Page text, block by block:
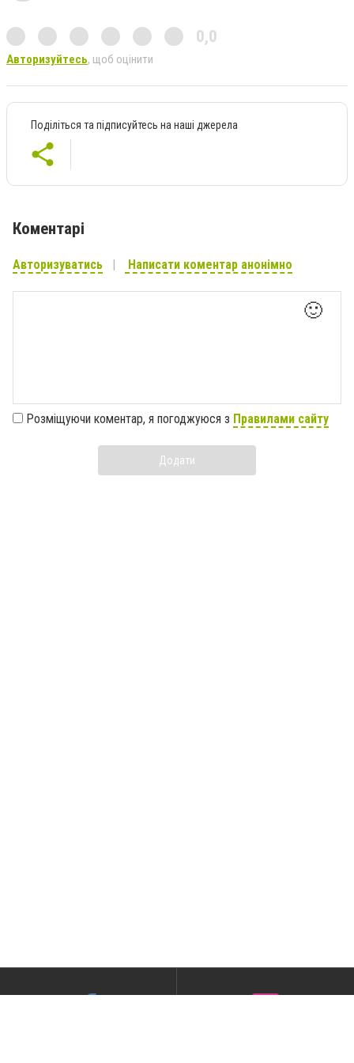
0,0
Авторизуйтесь, щоб оцінити
Поділіться та підписуйтесь на наші джерела
Коментарі
Авторизуватись Написати коментар анонімно
🙂
Розміщуючи коментар, я погоджуюся з Правилами сайту
Додати